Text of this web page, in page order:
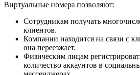
Виртуальные номера позволяют:
Сотрудникам получать
клиентов.
Компании находится на связи с
она переезжает.
Физическим лицам
количество аккаунтов в